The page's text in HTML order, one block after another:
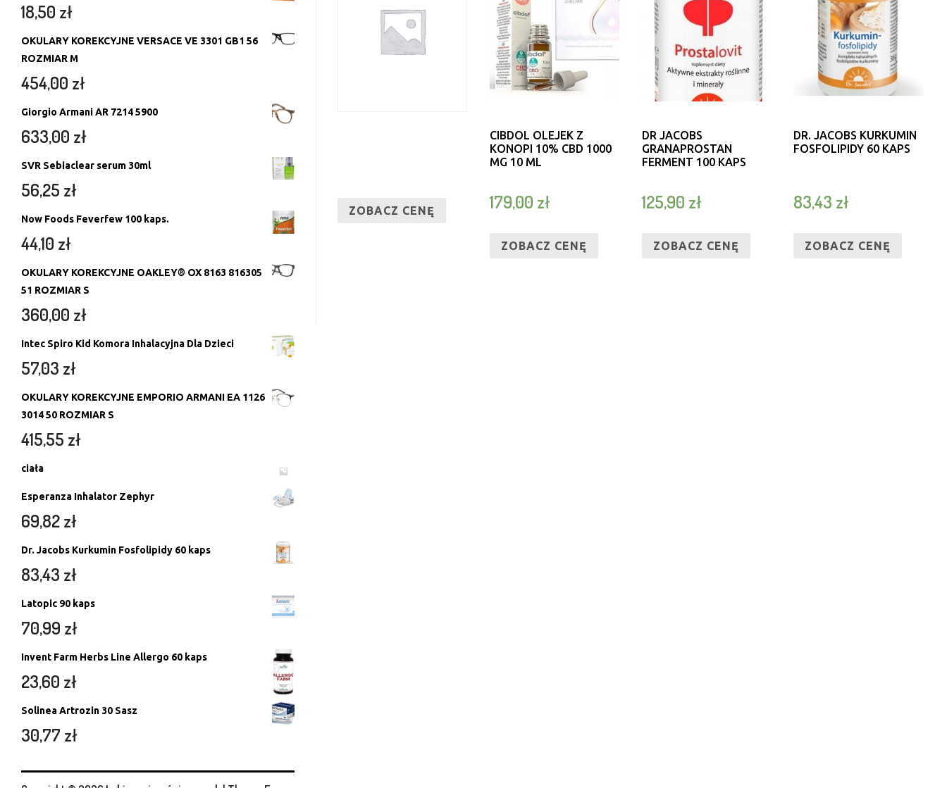
ZOBACZ CENĘ
CIBDOL OLEJEK Z
KONOPI 10% CBD 1000
MG 10 ML
179,00 zł
ZOBACZ CENĘ
DR JACOBS
GRANAPROSTAN
FERMENT 100 KAPS
125,90 zł
ZOBACZ CENĘ
DR. JACOBS KURKUMIN
FOSFOLIPIDY 60 KAPS
83,43 zł
ZOBACZ CENĘ
18,50 zł
OKULARY KOREKCYJNE VERSACE VE 3301 GB1 56
ROZMIAR M
454,00 zł
Giorgio Armani AR 7214 5900
633,00 zł
SVR Sebiaclear serum 30ml
56,25 zł
Now Foods Feverfew 100 kaps.
44,10 zł
OKULARY KOREKCYJNE OAKLEY® OX 8163 816305
51 ROZMIAR S
360,00 zł
Intec Spiro Kid Komora Inhalacyjna Dla Dzieci
57,03 zł
OKULARY KOREKCYJNE EMPORIO ARMANI EA 1126
3014 50 ROZMIAR S
415,55 zł
ciała
Esperanza Inhalator Zephyr
69,82zł
Dr. Jacobs Kurkumin Fosfolipidy 60 kaps
83,43 zł
Latopic 90 kaps
70,99 zł
Invent Farm Herbs Line Allergo 60 kaps
23,60 zł
Solinea Artrozin 30 Sasz
30,77 zł